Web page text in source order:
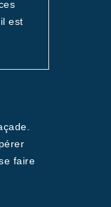
est
faire